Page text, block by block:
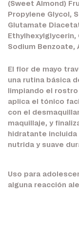
(Sweet Almond)
Propylene Glycol,
Glutamate
Sodium Benzoate,
El flor de mayo
una rutina básica
limpiando el
aplica el tónico
con el
maquillaje, y
hidratante incluida
nutrida y suave
Uso para
alguna reacción